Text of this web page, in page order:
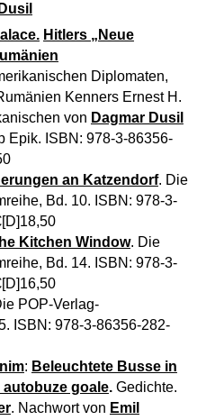
Hitlers „Neue
Diplomaten,
Kenners Ernest H.
von Dagmar Dusil
Epik. ISBN: 978-3-86356-
an Katzendorf. Die
Bd. 10. ISBN: 978-3-
Kitchen Window. Die
Bd. 14. ISBN: 978-3-
POP-Verlag-
ISBN: 978-3-86356-282-
: Beleuchtete Busse in
autobuze goale.Gedichte.
. Nachwort von Emil